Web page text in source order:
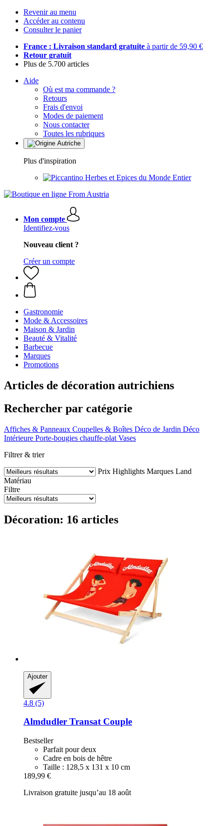
Revenir au menu
Accéder au contenu
Consulter le panier
France : Livraison standard gratuite à partir de 59,90 €
Retour gratuit
Plus de 5.700 articles
Aide
Où est ma commande ?
Retours
Frais d'envoi
Modes de paiement
Nous contacter
Toutes les rubriques
Plus d'inspiration
Herbes et Epices du Monde Entier
Mon compte
Identifiez-vous
Nouveau client ?
Créer un compte
Gastronomie
Mode & Accessoires
Maison & Jardin
Beauté & Vitalité
Barbecue
Marques
Promotions
Articles de décoration autrichiens
Rechercher par catégorie
Affiches & Panneaux Coupelles & Boîtes Déco de Jardin Déco
Intérieure Porte-bougies chauffe-plat Vases
Filtrer & trier
Prix Highlights Marques Land
Matériau
Filtre
Décoration: 16 articles
Ajouter
4.8 (5)
Almdudler Transat Couple
Bestseller
Parfait pour deux
Cadre en bois de hêtre
Taille : 128,5 x 131 x 10 cm
189,99 €
Livraison gratuite jusqu’au 18 août